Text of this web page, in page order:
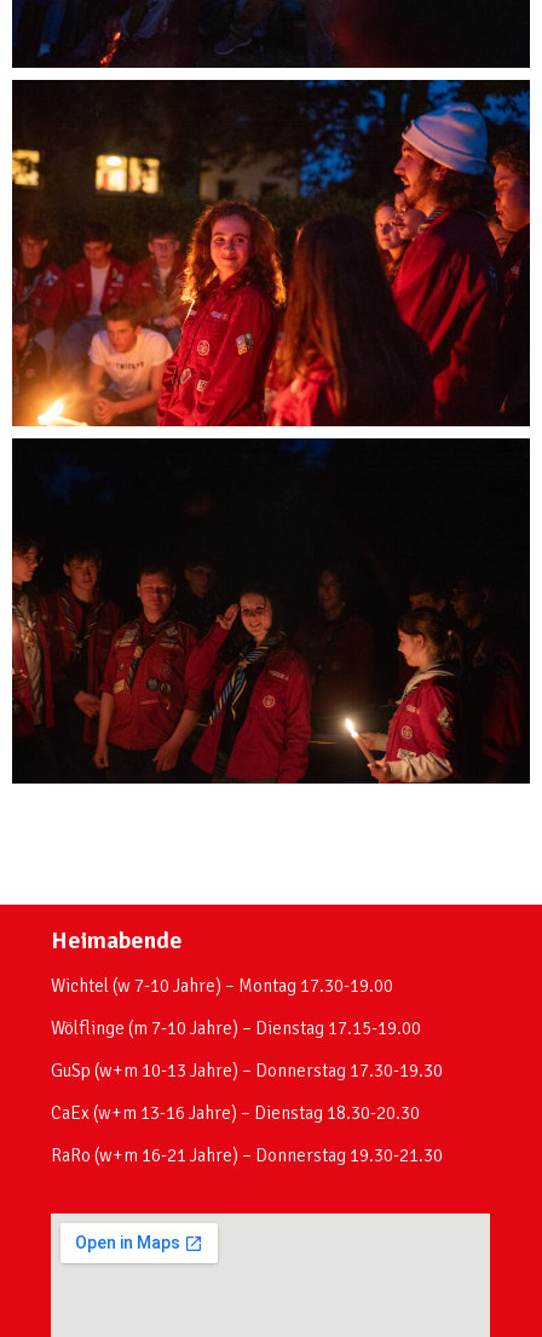
Heimabende
Wichtel (w 7-10 Jahre) – Montag 17.30-19.00
Wölflinge (m 7-10 Jahre) – Dienstag 17.15-19.00
GuSp (w+m 10-13 Jahre) – Donnerstag 17.30-19.30
CaEx (w+m 13-16 Jahre) – Dienstag 18.30-20.30
RaRo (w+m 16-21 Jahre) – Donnerstag 19.30-21.30